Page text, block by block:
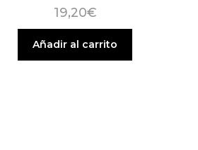
19,20€
Añadir al carrito